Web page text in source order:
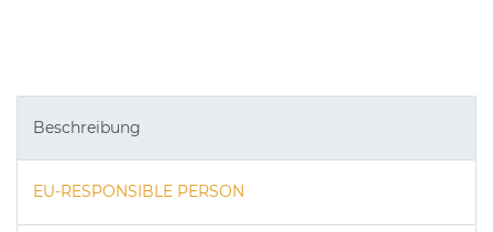
Beschreibung
EU-RESPONSIBLE PERSON